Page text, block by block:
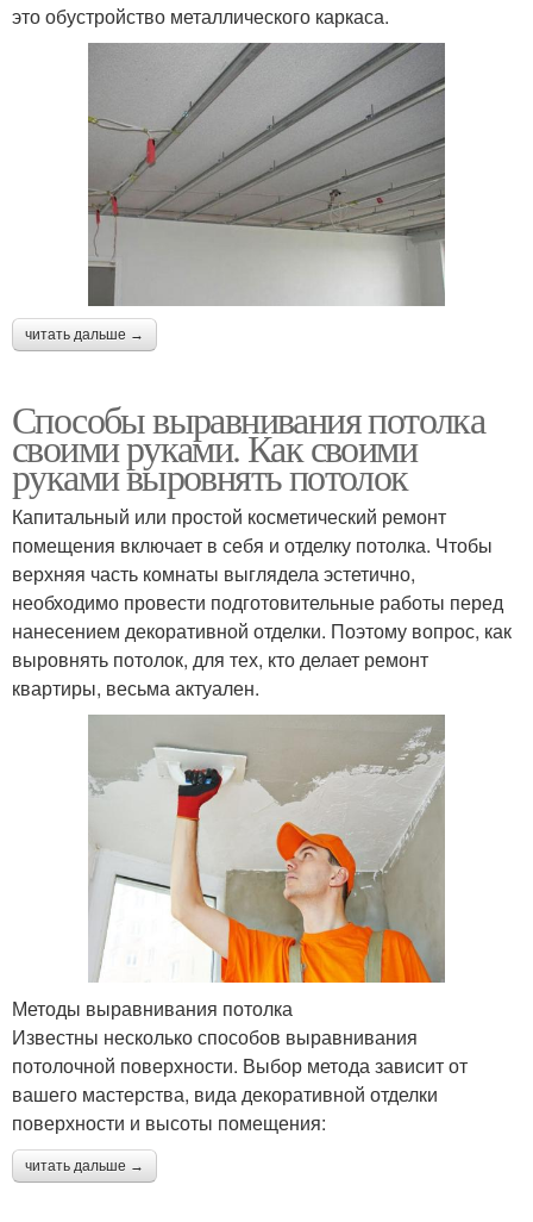
это обустройство металлического каркаса.
читать дальше →
Способы выравнивания потолка
своими руками. Как своими
руками выровнять потолок
Капитальный или простой косметический ремонт
помещения включает в себя и отделку потолка. Чтобы
верхняя часть комнаты выглядела эстетично,
необходимо провести подготовительные работы перед
нанесением декоративной отделки. Поэтому вопрос, как
выровнять потолок, для тех, кто делает ремонт
квартиры, весьма актуален.
Методы выравнивания потолка
Известны несколько способов выравнивания
потолочной поверхности. Выбор метода зависит от
вашего мастерства, вида декоративной отделки
поверхности и высоты помещения:
читать дальше →